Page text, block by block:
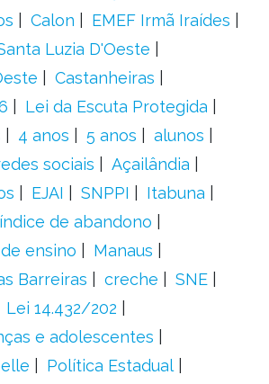
Calon
EMEF Irmã Iraídes
Luzia D'Oeste
Castanheiras
Lei da Escuta Protegida
4 anos 5 anos
alunos
sociais
Açailândia
EJAI SNPPI
Itabuna
índice de abandono
ensino
Manaus
Barreiras
creche
SNE
Lei 14.432/202
e adolescentes
Política Estadual